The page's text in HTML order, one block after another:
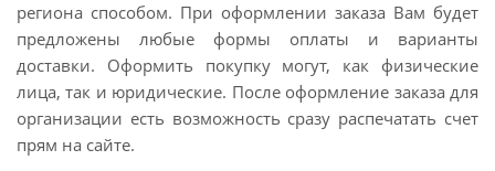
региона способом. При оформлении заказа Вам будет
предложены любые формы оплаты и варианты
доставки. Оформить покупку могут, как физические
лица, так и юридические. После оформление заказа для
организации есть возможность сразу распечатать счет
прям на сайте.